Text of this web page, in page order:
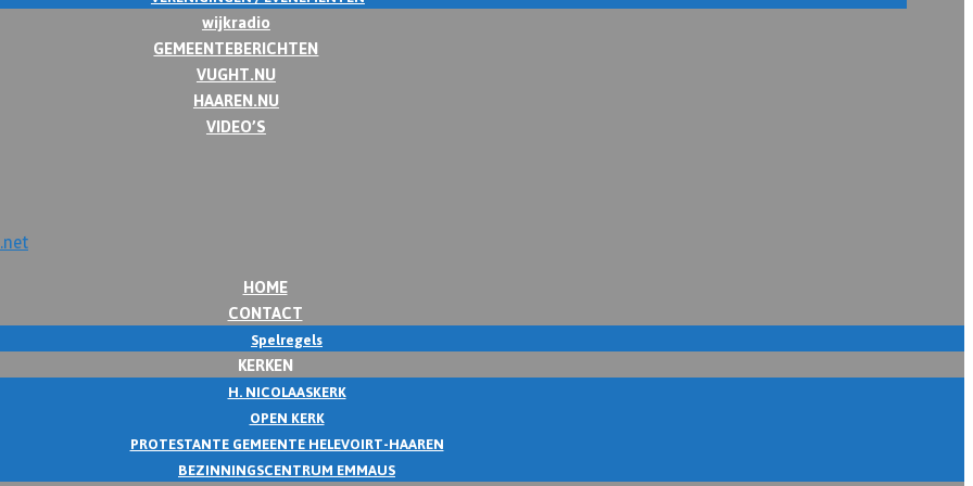
wijkradio
GEMEENTEBERICHTEN
VUGHT.NU
HAAREN.NU
VIDEO’S
HOME
CONTACT
Spelregels
KERKEN
H. NICOLAASKERK
OPEN KERK
PROTESTANTE GEMEENTE HELEVOIRT-HAAREN
BEZINNINGSCENTRUM EMMAUS